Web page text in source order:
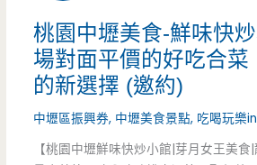
鮮
蝦
餛
飩.
四
季
豆
漿
手
桃園中壢美食-鮮味快
場對面平價的好吃合菜
的新選擇 (邀約)
中壢區振興券, 中壢美食景點, 吃喝玩樂
【桃園中壢鮮味快炒小館|芽月女王美